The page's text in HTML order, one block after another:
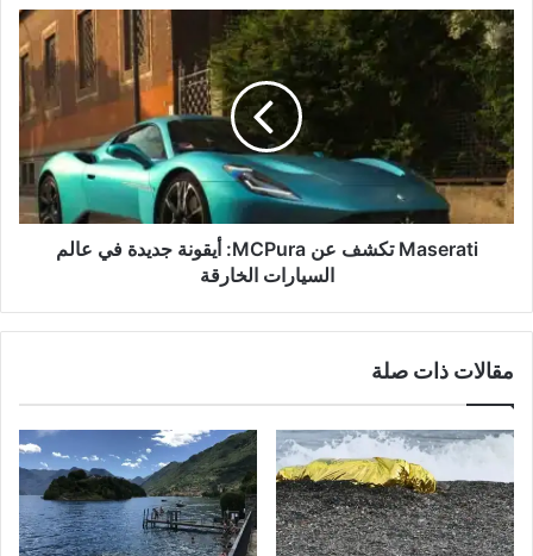
Maserati
تكشف
عن
أيقونة
جديدة
في
عالم
السيارات
الخارقة
Maserati تكشف عن MCPura: أيقونة جديدة في عالم
السيارات الخارقة
مقالات ذات صلة